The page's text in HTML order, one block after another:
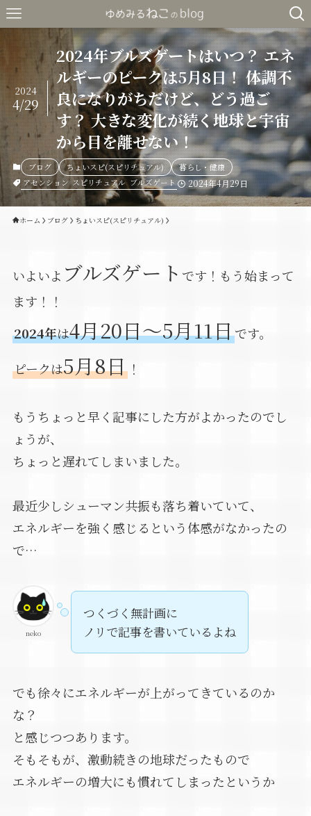
2024年ブルズゲートはいつ？ エネ
ルギーのピークは5月8日！ 体調不
良になりがちだけど、どう過ご
す？ 大きな変化が続く地球と宇宙
から目を離せない！
2024
4/29
ブログ ちょいスピ(スピリチュアル)
暮らし・健康
アセンション スピリチュアル ブルズゲート 2024年4月29日
ホーム ブログ ちょいスピ(スピリチュアル)
いよいよ ブルズゲート です！もう始まって
ます！！
2024年は4月20日～5月11日です。
ピークは5月8日！
もうちょっと早く記事にした方がよかったのでし
ょうが、
ちょっと遅れてしまいました。
最近少しシューマン共振も落ち着いていて、
エネルギーを強く感じるという体感がなかったの
で…
neko
つくづく無計画に
ノリで記事を書いているよね
でも徐々にエネルギーが上がってきているのか
な？
と感じつつあります。
そもそもが、激動続きの地球だったもので
エネルギーの増大にも慣れてしまったというか